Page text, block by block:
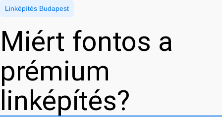
Linképítés Budapest
Miért fontos a
prémium
linképítés?